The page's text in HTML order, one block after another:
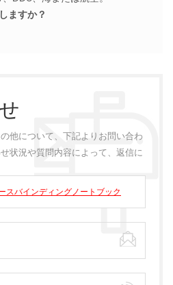
ますか？
他について、下記よりお問い合わ
状況や質問内容によって、返信に
スバインディングノートブック